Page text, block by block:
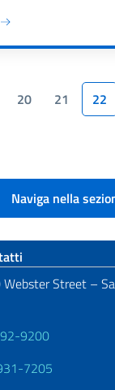
20 21 22
Naviga nella
footer
Street –
9200
7205